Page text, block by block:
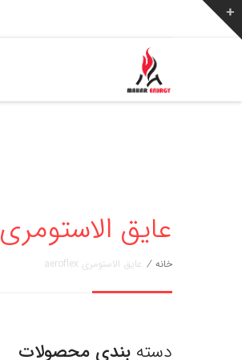
عایق الاستومری aeroflex
خانه / عایق الاستومری aeroflex
دسته بندی محصولات